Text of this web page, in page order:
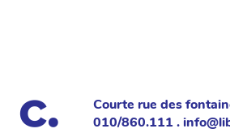
Courte rue des
010/860.111 .